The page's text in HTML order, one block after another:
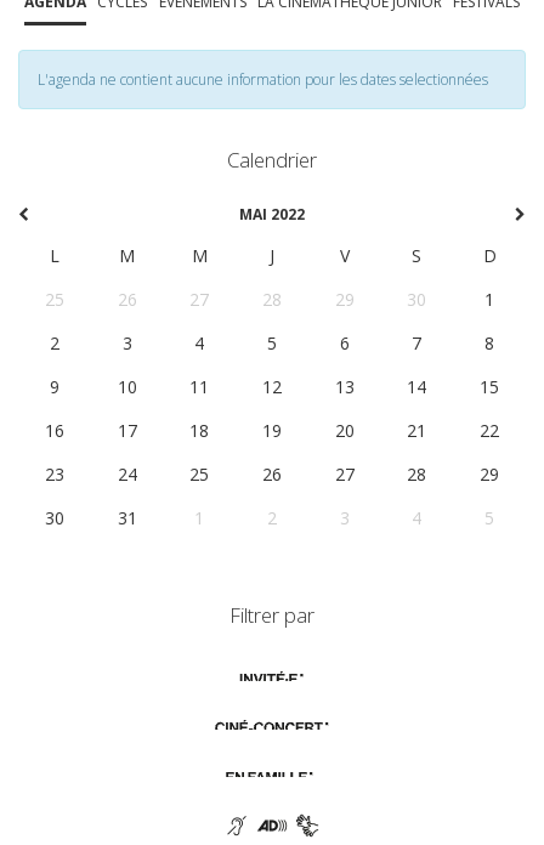
L'agenda ne contient aucune information pour les dates selectionnées
Calendrier
MAI 2022
L M M J V S
D
25
26 27 28 29 30
1
2
3 4 5 6 7
8
9
10 11 12 13 14
15
16
17 18 19 20 21
22
23
24 25 26 27 28
29
30
31 1 2 3 4 5
Filtrer par